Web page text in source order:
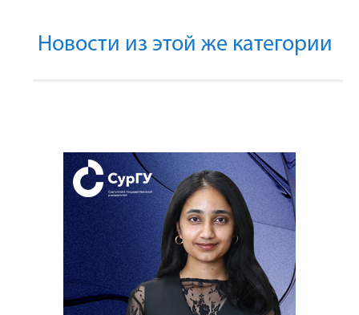
Новости из этой же категории